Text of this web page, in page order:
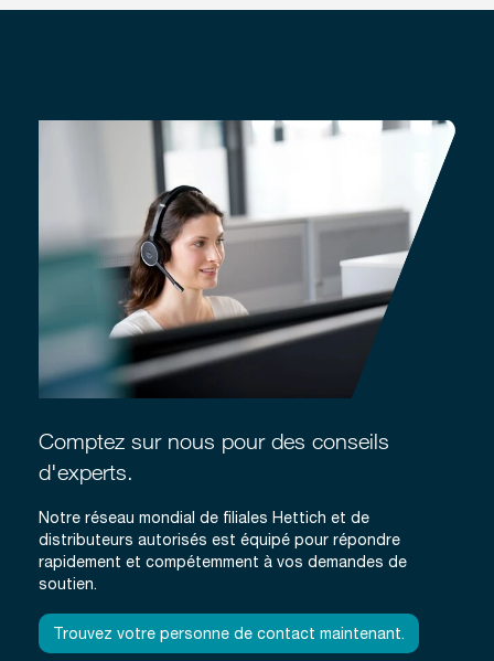
Comptez sur nous pour des conseils
d'experts.
Notre réseau mondial de filiales Hettich et de
distributeurs autorisés est équipé pour répondre
rapidement et compétemment à vos demandes de
soutien.
Trouvez votre personne de contact maintenant.